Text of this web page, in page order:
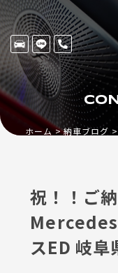
ホーム 納車ブログ
祝！！ご
スED 岐阜